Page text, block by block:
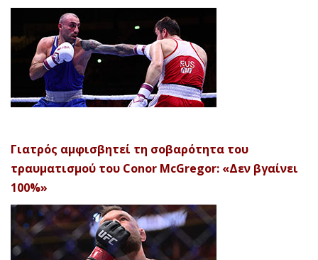
Γιατρός αμφισβητεί τη σοβαρότητα του
τραυματισμού του Conor McGregor: «Δεν βγαίνει
100%»